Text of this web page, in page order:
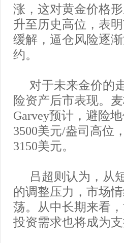
涨，这对黄金价格
升至历史高位，表
缓解，逼仓风险逐
约。
对于未来金价的
险资产后市表现。
Garvey预计，避险
3500美元/盎司高位
3150美元。
吕超则认为，从
的调整压力，市场
荡。从中长期来看
投资需求也将成为